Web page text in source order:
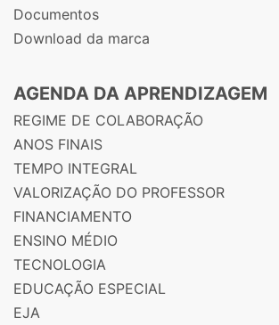
Documentos
Download da marca
AGENDA DA APRENDIZAGEM
REGIME DE COLABORAÇÃO
ANOS FINAIS
TEMPO INTEGRAL
VALORIZAÇÃO DO PROFESSOR
FINANCIAMENTO
ENSINO MÉDIO
TECNOLOGIA
EDUCAÇÃO ESPECIAL
EJA